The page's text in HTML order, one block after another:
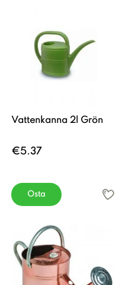
Vattenkanna 2l Grön
€5.37
Osta